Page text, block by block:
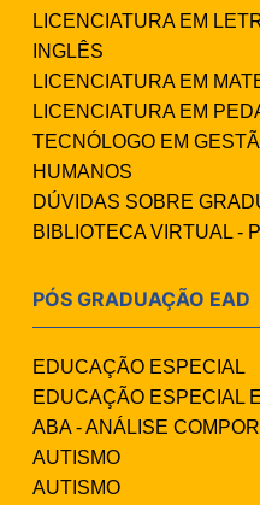
LICENCIATURA EM
INGLÊS
LICENCIATURA EM
LICENCIATURA EM
TECNÓLOGO EM
HUMANOS
DÚVIDAS SOBRE
BIBLIOTECA VIRTUAL -
PÓS GRADUAÇÃO EAD
EDUCAÇÃO ESPECIAL
EDUCAÇÃO ESPECIAL
ABA - ANÁLISE
AUTISMO
AUTISMO